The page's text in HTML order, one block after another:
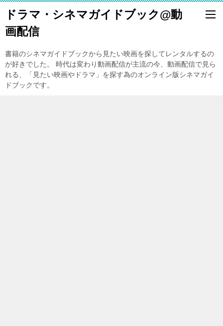
ドラマ・シネマガイドブック@動
画配信
書籍のシネマガイドブックから見たい映画を探してレンタルするの
が好きでした。 時代は変わり動画配信が主流の今、動画配信で見ら
れる、「見たい映画やドラマ」を探す為のオンライン版シネマガイ
ドブックです。